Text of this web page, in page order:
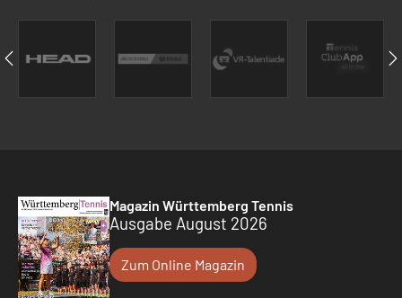
Magazin Württemberg Tennis
Ausgabe August 2026
Zum Online Magazin